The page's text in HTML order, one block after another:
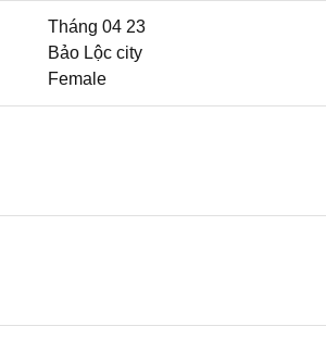
Tháng 04 23
Bảo Lộc city
Female